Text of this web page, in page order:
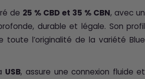
de 25 % CBD et 35 % CBN, avec un
durable et légale. Son profil
l’originalité de la variété Blue
USB, assure une connexion fluide et